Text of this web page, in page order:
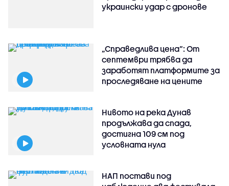
украински удар с дронове
„Справедлива цена“: От
септември трябва да
заработят платформите за
проследяване на цените
Нивото на река Дунав
продължава да спада,
достигна 109 см под
условната нула
НАП постави под